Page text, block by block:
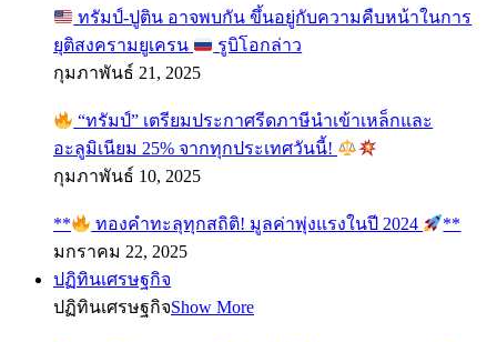
ทรัมป์-ปูติน อาจพบกัน ขึ้นอยู่กับความคืบหน้าในการ
ยุติสงครามยูเครน
รูบิโอกล่าว
กุมภาพันธ์ 21, 2025
“ทรัมป์” เตรียมประกาศรีดภาษีนำเข้าเหล็กและ
อะลูมิเนียม 25% จากทุกประเทศวันนี้!
กุมภาพันธ์ 10, 2025
** ทองคำทะลุทุกสถิติ! มูลค่าพุ่งแรงในปี 2024
**
มกราคม 22, 2025
ปฏิทินเศรษฐกิจ
ปฏิทินเศรษฐกิจShow More